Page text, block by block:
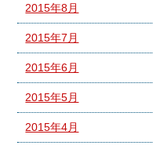
2015年8月
2015年7月
2015年6月
2015年5月
2015年4月